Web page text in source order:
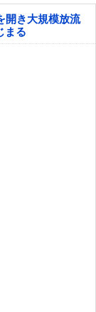
開き大規模放流
まる